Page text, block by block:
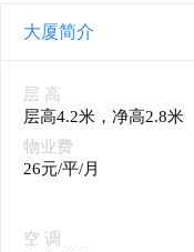
大厦简介
层 高
层高4.2米，净高2.8米
物业费
26元/平/月
空 调